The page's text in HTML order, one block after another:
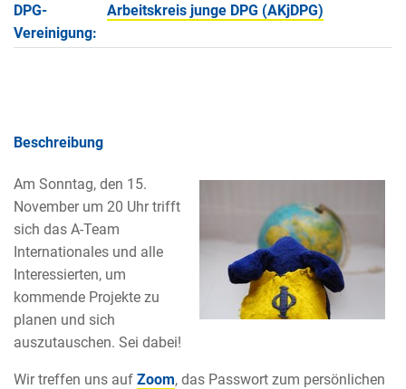
DPG-
Vereinigung:
Arbeitskreis junge DPG (AKjDPG)
Beschreibung
Am Sonntag, den 15.
November um 20 Uhr trifft
sich das A-Team
Internationales und alle
Interessierten, um
kommende Projekte zu
planen und sich
auszutauschen. Sei dabei!
Wir treffen uns auf Zoom, das Passwort zum persönlichen